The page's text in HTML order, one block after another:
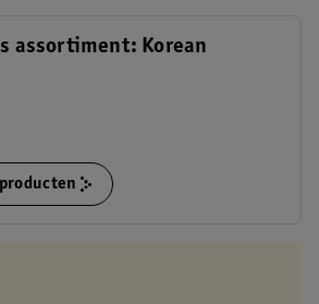
assortiment: Korean